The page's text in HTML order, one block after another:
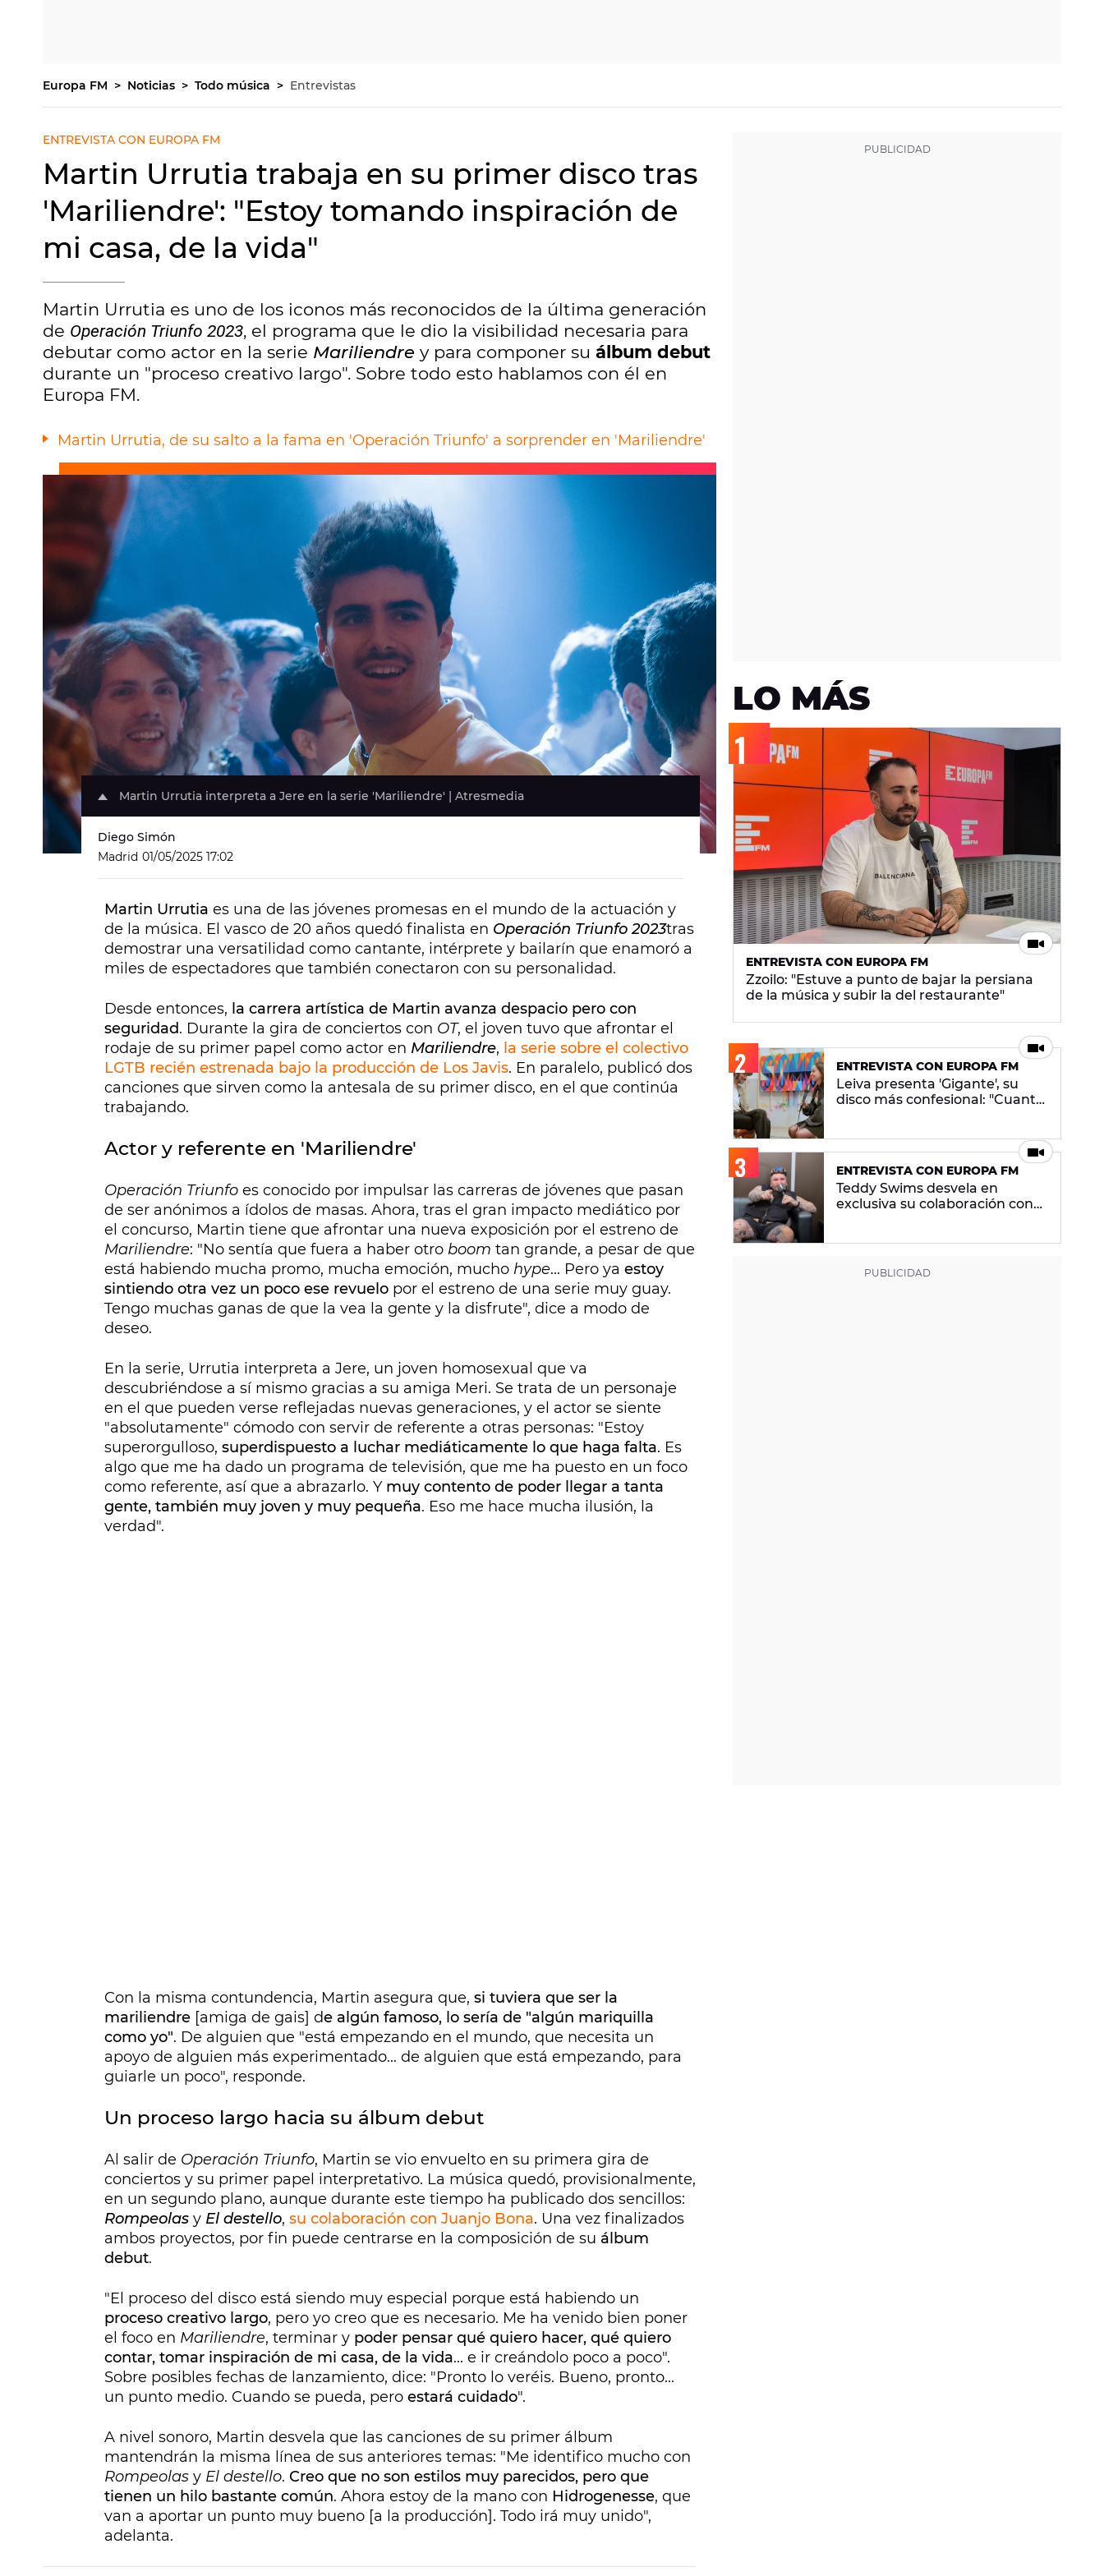
Europa FM Noticias Todo música Entrevistas
ENTREVISTA CON EUROPA FM
Martin Urrutia trabaja en su primer disco tras
'Mariliendre': "Estoy tomando inspiración de
mi casa, de la vida"
Martin Urrutia es uno de los iconos más reconocidos de la última generación
de Operación Triunfo 2023, el programa que le dio la visibilidad necesaria para
debutar como actor en la serie Mariliendre y para componer su álbum debut
durante un "proceso creativo largo". Sobre todo esto hablamos con él en
Europa FM.
Martin Urrutia, de su salto a la fama en 'Operación Triunfo' a sorprender en 'Mariliendre'
Martin Urrutia interpreta a Jere en la serie 'Mariliendre' | Atresmedia
Diego Simón
Madrid 01/05/2025 17:02
Martin Urrutia es una de las jóvenes promesas en el mundo de la actuación y
de la música. El vasco de 20 años quedó finalista en Operación Triunfo 2023tras
demostrar una versatilidad como cantante, intérprete y bailarín que enamoró a
miles de espectadores que también conectaron con su personalidad.
Desde entonces, la carrera artística de Martin avanza despacio pero con
seguridad. Durante la gira de conciertos con OT, el joven tuvo que afrontar el
rodaje de su primer papel como actor en Mariliendre, la serie sobre el colectivo
LGTB recién estrenada bajo la producción de Los Javis. En paralelo, publicó dos
canciones que sirven como la antesala de su primer disco, en el que continúa
trabajando.
Actor y referente en 'Mariliendre'
Operación Triunfo es conocido por impulsar las carreras de jóvenes que pasan
de ser anónimos a ídolos de masas. Ahora, tras el gran impacto mediático por
el concurso, Martin tiene que afrontar una nueva exposición por el estreno de
Mariliendre: "No sentía que fuera a haber otro boom tan grande, a pesar de que
está habiendo mucha promo, mucha emoción, mucho hype... Pero ya estoy
sintiendo otra vez un poco ese revuelo por el estreno de una serie muy guay.
Tengo muchas ganas de que la vea la gente y la disfrute", dice a modo de
deseo.
En la serie, Urrutia interpreta a Jere, un joven homosexual que va
descubriéndose a sí mismo gracias a su amiga Meri. Se trata de un personaje
en el que pueden verse reflejadas nuevas generaciones, y el actor se siente
"absolutamente" cómodo con servir de referente a otras personas: "Estoy
superorgulloso, superdispuesto a luchar mediáticamente lo que haga falta. Es
algo que me ha dado un programa de televisión, que me ha puesto en un foco
como referente, así que a abrazarlo. Y muy contento de poder llegar a tanta
gente, también muy joven y muy pequeña. Eso me hace mucha ilusión, la
verdad".
Con la misma contundencia, Martin asegura que, si tuviera que ser la
mariliendre [amiga de gais] de algún famoso, lo sería de "algún mariquilla
como yo". De alguien que "está empezando en el mundo, que necesita un
apoyo de alguien más experimentado... de alguien que está empezando, para
guiarle un poco", responde.
Un proceso largo hacia su álbum debut
Al salir de Operación Triunfo, Martin se vio envuelto en su primera gira de
conciertos y su primer papel interpretativo. La música quedó, provisionalmente,
en un segundo plano, aunque durante este tiempo ha publicado dos sencillos:
Rompeolas y El destello, su colaboración con Juanjo Bona. Una vez finalizados
ambos proyectos, por fin puede centrarse en la composición de su álbum
debut.
"El proceso del disco está siendo muy especial porque está habiendo un
proceso creativo largo, pero yo creo que es necesario. Me ha venido bien poner
el foco en Mariliendre, terminar y poder pensar qué quiero hacer, qué quiero
contar, tomar inspiración de mi casa, de la vida... e ir creándolo poco a poco".
Sobre posibles fechas de lanzamiento, dice: "Pronto lo veréis. Bueno, pronto...
un punto medio. Cuando se pueda, pero estará cuidado".
A nivel sonoro, Martin desvela que las canciones de su primer álbum
mantendrán la misma línea de sus anteriores temas: "Me identifico mucho con
Rompeolas y El destello. Creo que no son estilos muy parecidos, pero que
tienen un hilo bastante común. Ahora estoy de la mano con Hidrogenesse, que
van a aportar un punto muy bueno [a la producción]. Todo irá muy unido",
adelanta.
LO MÁS
ENTREVISTA CON EUROPA FM
Zzoilo: "Estuve a punto de bajar la persiana
de la música y subir la del restaurante"
ENTREVISTA CON EUROPA FM
Leiva presenta 'Gigante', su
disco más confesional: "Cuanto
ENTREVISTA CON EUROPA FM
Teddy Swims desvela en
exclusiva su colaboración con